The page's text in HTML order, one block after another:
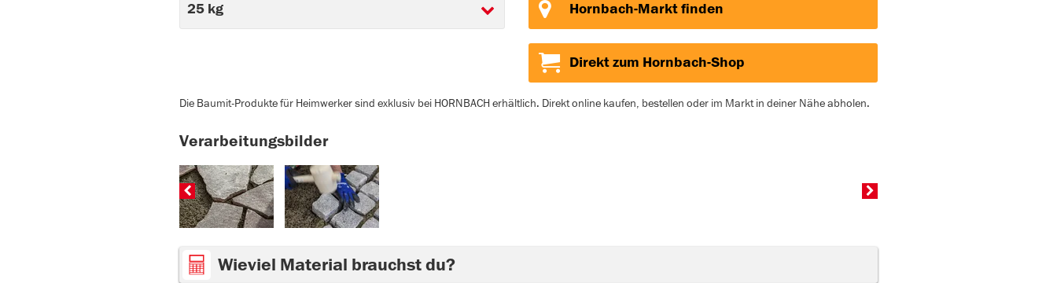
Hornbach-Markt finden
Direkt zum Hornbach-Shop
Die Baumit-Produkte für Heimwerker sind exklusiv bei HORNBACH erhältlich. Direkt online kaufen, bestellen oder im Markt in deiner Nähe abholen.
Verarbeitungsbilder
Wieviel Material brauchst du?